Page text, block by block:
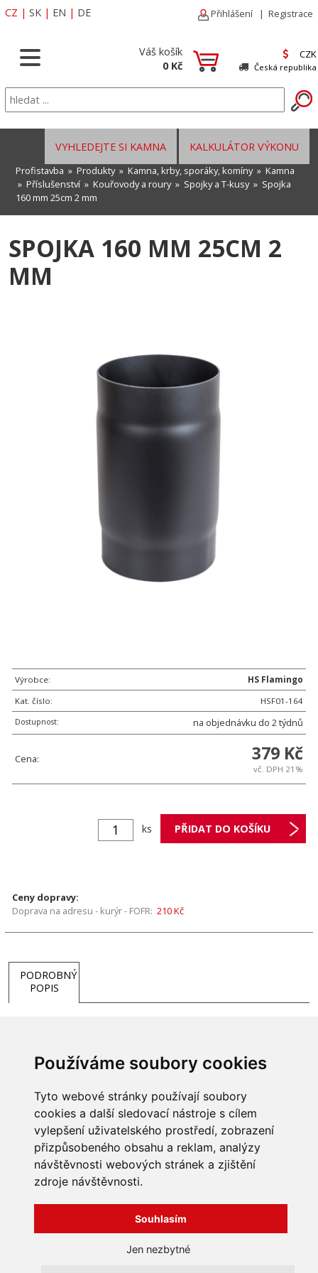
Používáme soubory cookies
Tyto webové stránky používají soubory
cookies a další sledovací nástroje s cílem
vylepšení uživatelského prostředí, zobrazení
přizpůsobeného obsahu a reklam, analýzy
návštěvnosti webových stránek a zjištění
zdroje návštěvnosti.
Souhlasím
Jen nezbytné
CZ | SK | EN | DE Přihlášení | Registrace
Váš košík
0 Kč
CZK
Česká republika
KALKULÁTOR VÝKONU
VYHLEDEJTE SI KAMNA
Profistavba » Produkty» Kamna, krby, sporáky, komíny» Kamna
» Příslušenství » Kouřovody a roury» Spojky a T-kusy» Spojka
160 mm 25cm 2 mm
SPOJKA 160 MM 25CM 2
MM
Výrobce:
HS Flamingo
Kat. číslo:
HSF01-164
Dostupnost:
na objednávku do 2 týdnů
Cena: 379 Kč
vč. DPH 21%
ks
Ceny dopravy:
Doprava na adresu - kurýr - FOFR: 210 Kč
PODROBNÝ
POPIS
INFORMACE
Obchodní podmínky
Zpracování a ochrana
osobních údajů
O nás
Všechna práva vyhrazena